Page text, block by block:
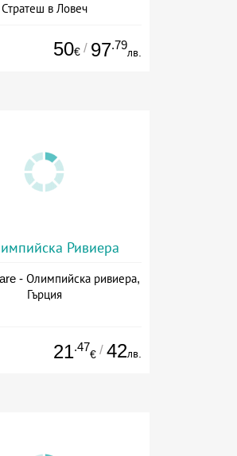
Стратеш в Ловеч
50€ / 97.79
лв.
Ривиера
- Олимпийска ривиера,
Гърция
21.47
€ / 42лв.